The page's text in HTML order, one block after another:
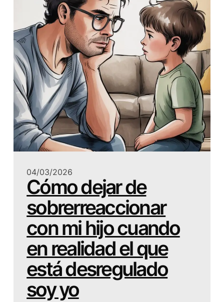
04/03/2026
Cómo dejar de
sobrerreaccionar
con mi hijo cuando
en realidad el que
está desregulado
soy yo